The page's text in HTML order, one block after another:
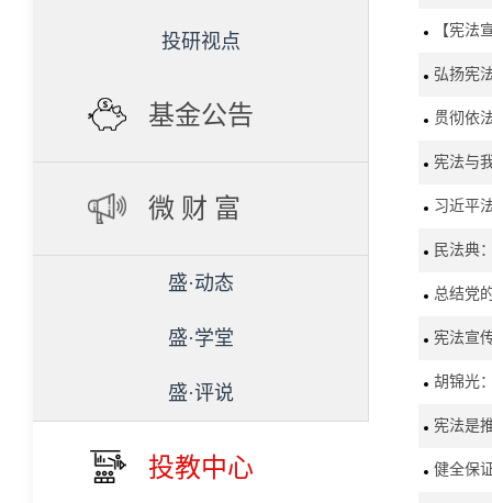
投研视点
基金公告
微 财 富
盛·动态
盛·学堂
盛·评说
投教中心
【宪法
弘扬宪
贯彻依
宪法与
习近平
民法典
总结党
宪法宣
胡锦光
宪法是
健全保